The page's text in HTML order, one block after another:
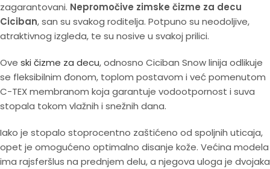
zagarantovani. Nepromočive zimske čizme za decu
Ciciban, san su svakog roditelja. Potpuno su neodoljive,
atraktivnog izgleda, te su nosive u svakoj prilici.
Ove ski čizme za decu, odnosno Ciciban Snow linija odlikuje
se fleksibilnim đonom, toplom postavom i već pomenutom
C-TEX membranom koja garantuje vodootpornost i suva
stopala tokom vlažnih i snežnih dana.
Iako je stopalo stoprocentno zaštićeno od spoljnih uticaja,
opet je omogućeno optimalno disanje kože. Većina modela
ima rajsferšlus na prednjem delu, a njegova uloga je dvojaka